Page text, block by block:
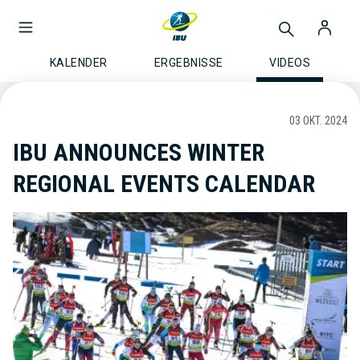
KALENDER ERGEBNISSE VIDEOS
03 OKT. 2024
IBU ANNOUNCES WINTER
REGIONAL EVENTS CALENDAR